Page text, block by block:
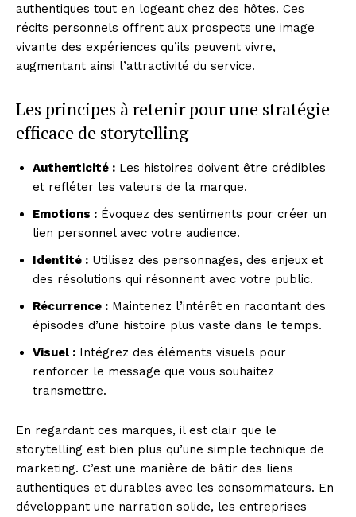
authentiques tout en logeant chez des hôtes. Ces
récits personnels offrent aux prospects une image
vivante des expériences qu’ils peuvent vivre,
augmentant ainsi l’attractivité du service.
Les principes à retenir pour une stratégie
efficace de storytelling
Authenticité : Les histoires doivent être crédibles
et refléter les valeurs de la marque.
Emotions : Évoquez des sentiments pour créer un
lien personnel avec votre audience.
Identité : Utilisez des personnages, des enjeux et
des résolutions qui résonnent avec votre public.
Récurrence : Maintenez l’intérêt en racontant des
épisodes d’une histoire plus vaste dans le temps.
Visuel : Intégrez des éléments visuels pour
renforcer le message que vous souhaitez
transmettre.
En regardant ces marques, il est clair que le
storytelling est bien plus qu’une simple technique de
marketing. C’est une manière de bâtir des liens
authentiques et durables avec les consommateurs. En
développant une narration solide, les entreprises